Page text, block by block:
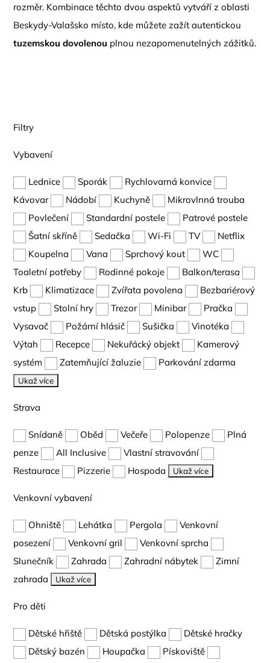
rozměr. Kombinace těchto dvou aspektů vytváří z oblasti
Beskydy-Valašsko místo, kde můžete zažít autentickou
tuzemskou dovolenou plnou nezapomenutelných zážitků.
Filtry
Vybavení
Lednice Sporák
Rychlovarná konvice
Kávovar
Nádobí Kuchyně
Mikrovlnná trouba
Povlečení
Standardní postele
Patrové postele
Šatní skříně
Sedačka Wi-Fi TV
Netflix
Koupelna
Vana Sprchový kout
WC
Toaletní potřeby
Rodinné pokoje
Balkon/terasa
Krb
Klimatizace Zvířata povolena
Bezbariérový
vstup
Stolní hry Trezor Minibar
Pračka
Vysavač
Požární hlásič Sušička
Vinotéka
Výtah
Recepce Nekuřácký objekt
Kamerový
systém
Zatemňující žaluzie Parkování zdarma
Ukaž více
Strava
Snídaně Oběd Večeře Polopenze
Plná
penze
All Inclusive
Vlastní stravování
Restaurace
Pizzerie Hospoda Ukaž více
Venkovní vybavení
Ohniště Lehátka Pergola
Venkovní
posezení
Venkovní gril
Venkovní sprcha
Slunečník
Zahrada Zahradní nábytek
Zimní
zahrada
Ukaž více
Pro děti
Dětské hřiště Dětská postýlka
Dětské hračky
Dětský bazén
Houpačka
Pískoviště